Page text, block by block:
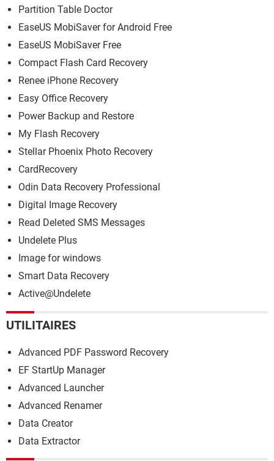
Partition Table Doctor
EaseUS MobiSaver for Android Free
EaseUS MobiSaver Free
Compact Flash Card Recovery
Renee iPhone Recovery
Easy Office Recovery
Power Backup and Restore
My Flash Recovery
Stellar Phoenix Photo Recovery
CardRecovery
Odin Data Recovery Professional
Digital Image Recovery
Read Deleted SMS Messages
Undelete Plus
Image for windows
Smart Data Recovery
Active@Undelete
UTILITAIRES
Advanced PDF Password Recovery
EF StartUp Manager
Advanced Launcher
Advanced Renamer
Data Creator
Data Extractor